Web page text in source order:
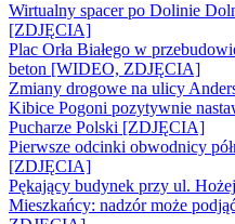
Wirtualny spacer po Dolinie
[ZDJĘCIA]
Plac Orła Białego w
beton [WIDEO, ZDJĘCIA]
Zmiany drogowe na ulicy
Kibice Pogoni pozytywnie
Pucharze Polski [ZDJĘCIA]
Pierwsze odcinki obwodnicy
[ZDJĘCIA]
Pękający budynek przy ul.
Mieszkańcy: nadzór może